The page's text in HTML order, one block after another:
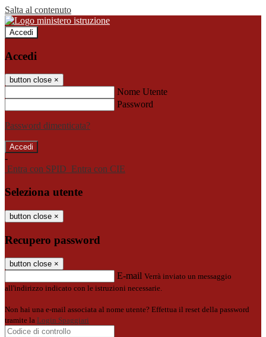
Salta al contenuto
Accedi
Accedi
button close ×
Nome Utente
Password
Password dimenticata?
-
Entra con SPID Entra con CIE
Seleziona utente
button close ×
Recupero password
button close ×
E-mail Verrà inviato un messaggio
all'indirizzo indicato con le istruzioni necessarie.
Non hai una e-mail associata al nome utente? Effettua il reset della password
tramite la Login Spaggiari